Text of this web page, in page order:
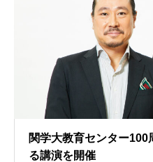
関学大教育センター
る講演を開催